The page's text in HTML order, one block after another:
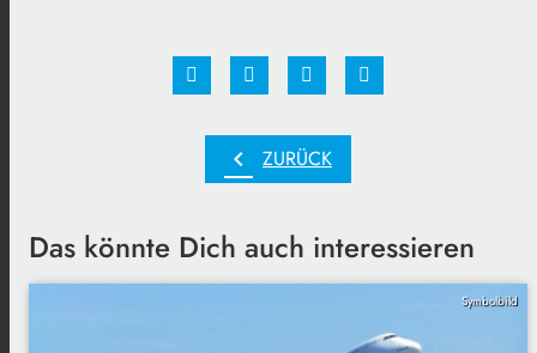
chevron_left ZURÜCK
Das könnte Dich auch interessieren
Symbolbild